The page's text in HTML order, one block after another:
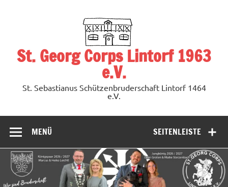
St. Georg Corps Lintorf 1963
e.V.
St. Sebastianus Schützenbruderschaft Lintorf 1464
e.V.
SEITENLEISTE
MENÜ